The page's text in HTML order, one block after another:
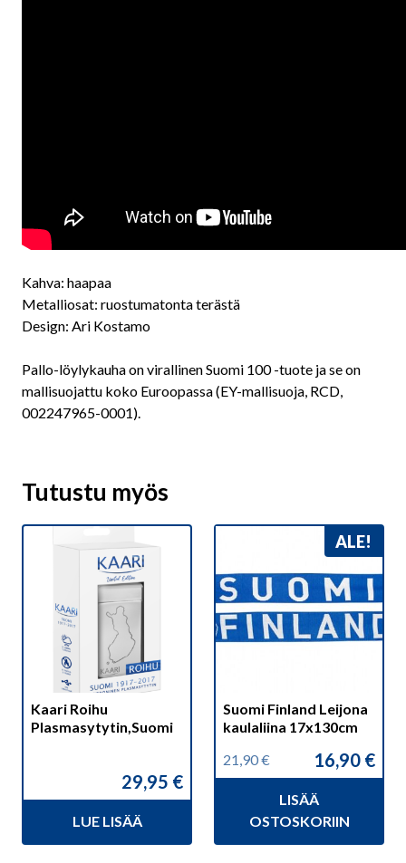
Kahva: haapaa
Metalliosat: ruostumatonta terästä
Design: Ari Kostamo
Pallo-löylykauha on virallinen Suomi 100 -tuote ja se on
mallisuojattu koko Euroopassa (EY-mallisuoja, RCD,
002247965-0001).
Tutustu myös
Kaari Roihu
Plasmasytytin,Suomi
29,95 €
LUE LISÄÄ
ALE!
Suomi Finland Leijona
kaulaliina 17x130cm
21,90€
Alkuperäinen
21,90 €.
16,90 €
Nykyinen
16,90 €.
LISÄÄ
OSTOSKORIIN